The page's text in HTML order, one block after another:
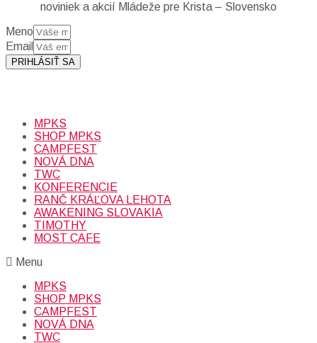
noviniek a akcií Mládeže pre Krista – Slovensko
Meno
Email
PRIHLÁSIŤ SA
MPKS
SHOP MPKS
CAMPFEST
NOVÁ DNA
TWC
KONFERENCIE
RANČ KRÁĽOVA LEHOTA
AWAKENING SLOVAKIA
TIMOTHY
MOST CAFE
Menu
MPKS
SHOP MPKS
CAMPFEST
NOVÁ DNA
TWC